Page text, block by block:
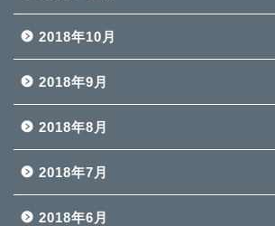
2018年10月
2018年9月
2018年8月
2018年7月
2018年6月